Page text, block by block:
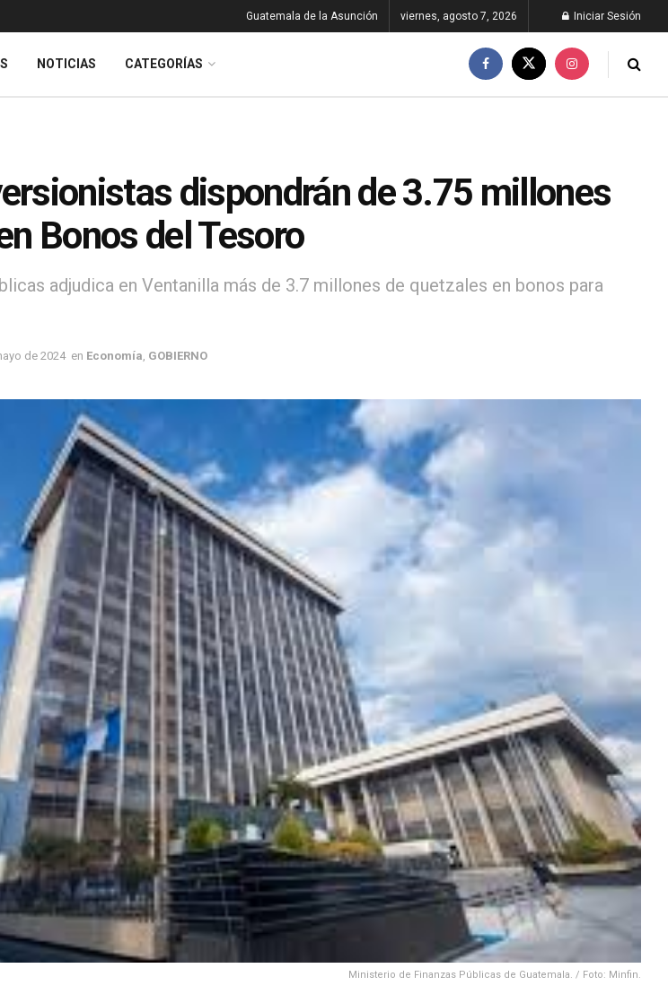
Guatemala de la Asunción viernes, agosto 7, 2026 Iniciar Sesión
NOTICIAS CATEGORÍAS
dispondrán de 3.75 millones
Bonos del Tesoro
adjudica en Ventanilla más de 3.7 millones de quetzales en bonos para
de 2024 en Economía GOBIERNO
Ministerio de Finanzas Públicas de Guatemala. / Foto: Minfin.